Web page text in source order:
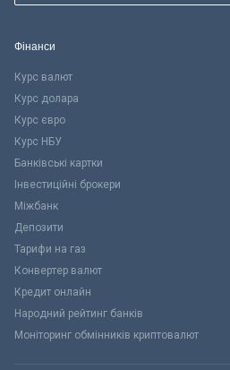
Фінанси
Курс валют
Курс долара
Курс євро
Курс НБУ
Банківські картки
Інвестиційні брокери
Міжбанк
Депозити
Тарифи на газ
Конвертер валют
Кредит онлайн
Народний рейтинг банків
Моніторинг обмінників криптовалют